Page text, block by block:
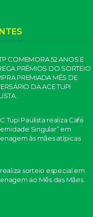
COMEMORA 52 ANOS E
PRÊMIOS DO SORTEIO
PREMIADA MÊS DE
DA ACE TUPI
Tupi Paulista realiza Café
Singular” em
às mães atípicas
realiza sorteio especial em
ao Mês das Mães.